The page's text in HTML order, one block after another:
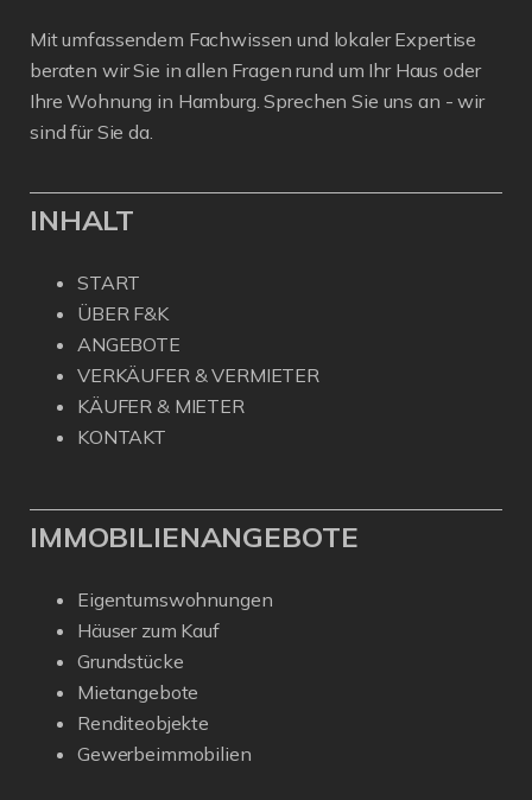
Mit umfassendem Fachwissen und lokaler Expertise
beraten wir Sie in allen Fragen rund um Ihr Haus oder
Ihre Wohnung in Hamburg. Sprechen Sie uns an - wir
sind für Sie da.
INHALT
START
ÜBER F&K
ANGEBOTE
VERKÄUFER & VERMIETER
KÄUFER & MIETER
KONTAKT
IMMOBILIENANGEBOTE
Eigentumswohnungen
Häuser zum Kauf
Grundstücke
Mietangebote
Renditeobjekte
Gewerbeimmobilien